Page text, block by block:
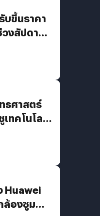
บขึ้นราคา
งสัปดาห์ที่
ธศาสตร์
ทคโนโลยี
Huawei
ล้องซูม